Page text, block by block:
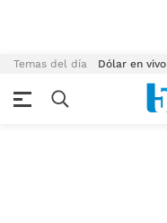
Temas del día Dólar en vivo